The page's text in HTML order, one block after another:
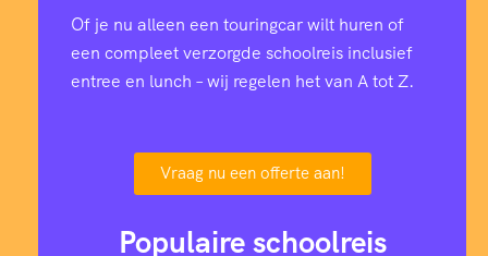
Of je nu alleen een touringcar wilt huren of
een compleet verzorgde schoolreis inclusief
entree en lunch – wij regelen het van A tot Z.
Vraag nu een offerte aan!
Populaire schoolreis